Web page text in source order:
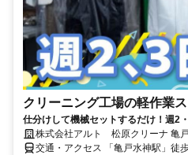
クリーニング工場の軽作業
仕分けして機械セットするだけ！週2
株式会社アルト 松原クリーナ 亀
交通・アクセス 「亀戸水神駅」徒